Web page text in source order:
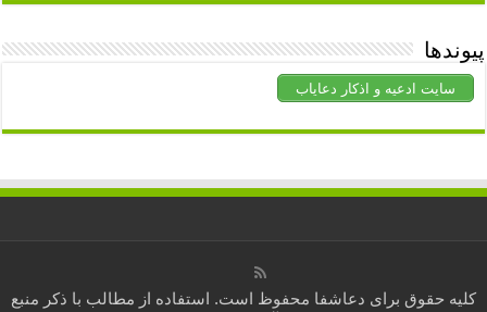
پیوندها
سایت ادعیه و اذکار دعایاب
کلیه حقوق برای دعاشفا محفوظ است. استفاده از مطالب با ذکر منبع